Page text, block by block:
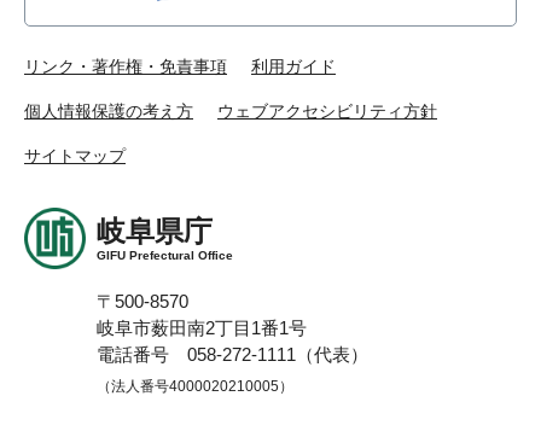
リンク・著作権・免責事項 利用ガイド
個人情報保護の考え方 ウェブアクセシビリティ方針
サイトマップ
岐阜県庁
GIFU Prefectural Office
〒500-8570
岐阜市薮田南2丁目1番1号
電話番号 058-272-1111（代表）
（法人番号4000020210005）